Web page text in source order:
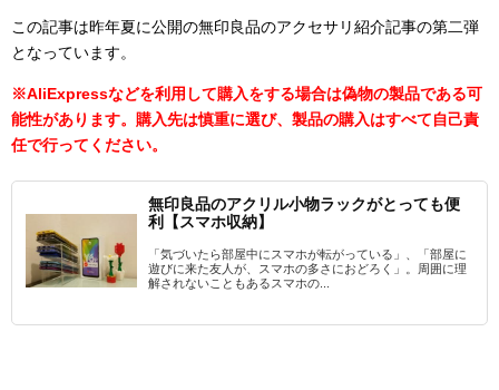
この記事は昨年夏に公開の無印良品のアクセサリ紹介記事の第二弾
となっています。
※AliExpressなどを利用して購入をする場合は偽物の製品である可
能性があります。購入先は慎重に選び、製品の購入はすべて自己責
任で行ってください。
無印良品のアクリル小物ラックがとっても便
利【スマホ収納】
「気づいたら部屋中にスマホが転がっている」、「部屋に
遊びに来た友人が、スマホの多さにおどろく」。周囲に理
解されないこともあるスマホの...